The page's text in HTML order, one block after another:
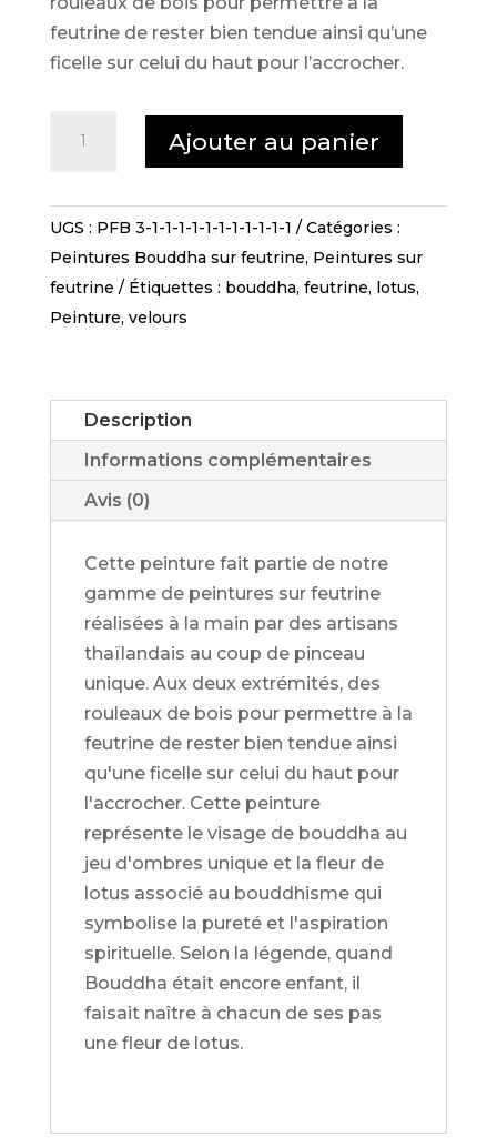
feutrine de rester bien tendue ainsi qu’une
ficelle sur celui du haut pour l’accrocher.
Ajouter au panier
UGS : PFB 3-1-1-1-1-1-1-1-1-1-1-1
Catégories :
Peintures Bouddha sur feutrine, Peintures sur
feutrine
Étiquettes : bouddha, feutrine, lotus,
Peinture, velours
Description
Informations complémentaires
Avis (0)
Cette peinture fait partie de notre
gamme de peintures sur feutrine
réalisées à la main par des artisans
thaïlandais au coup de pinceau
unique. Aux deux extrémités, des
rouleaux de bois pour permettre à la
feutrine de rester bien tendue ainsi
qu'une ficelle sur celui du haut pour
l'accrocher. Cette peinture
représente le visage de bouddha au
jeu d'ombres unique et la fleur de
lotus associé au bouddhisme qui
symbolise la pureté et l'aspiration
spirituelle. Selon la légende, quand
Bouddha était encore enfant, il
faisait naître à chacun de ses pas
une fleur de lotus.